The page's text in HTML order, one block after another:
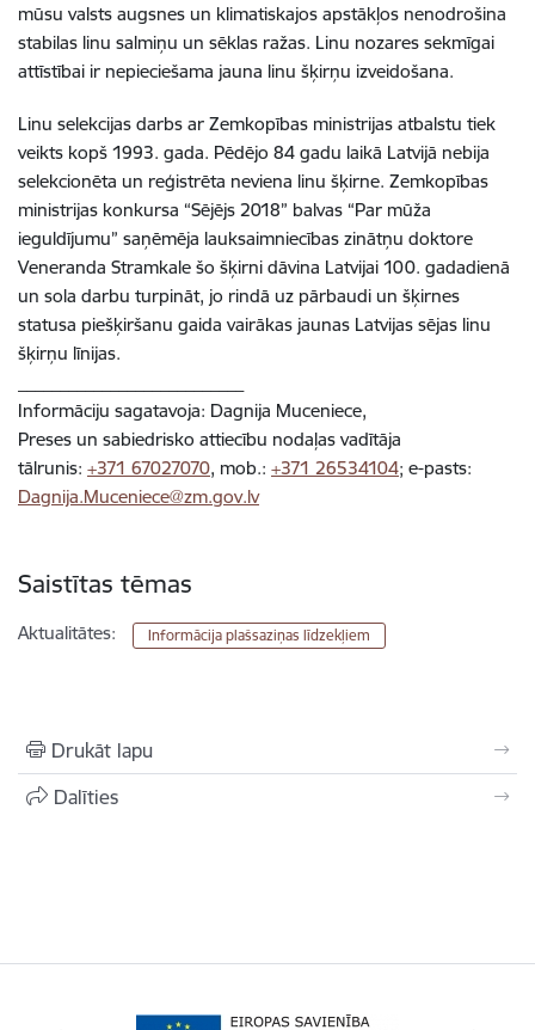
mūsu valsts augsnes un klimatiskajos apstākļos nenodrošina
stabilas linu salmiņu un sēklas ražas. Linu nozares sekmīgai
attīstībai ir nepieciešama jauna linu šķirņu izveidošana.
Linu selekcijas darbs ar Zemkopības ministrijas atbalstu tiek
veikts kopš 1993. gada. Pēdējo 84 gadu laikā Latvijā nebija
selekcionēta un reģistrēta neviena linu šķirne. Zemkopības
ministrijas konkursa “Sējējs 2018” balvas “Par mūža
ieguldījumu” saņēmēja lauksaimniecības zinātņu doktore
Veneranda Stramkale šo šķirni dāvina Latvijai 100. gadadienā
un sola darbu turpināt, jo rindā uz pārbaudi un šķirnes
statusa piešķiršanu gaida vairākas jaunas Latvijas sējas linu
šķirņu līnijas.
Informāciju sagatavoja: Dagnija Muceniece,
Preses un sabiedrisko attiecību nodaļas vadītāja
tālrunis: +371 67027070, mob.: +371 26534104; e-pasts:
Dagnija.Muceniece@zm.gov.lv
Saistītas tēmas
Aktualitātes: Informācija plašsaziņas līdzekļiem
Drukāt lapu
Dalīties